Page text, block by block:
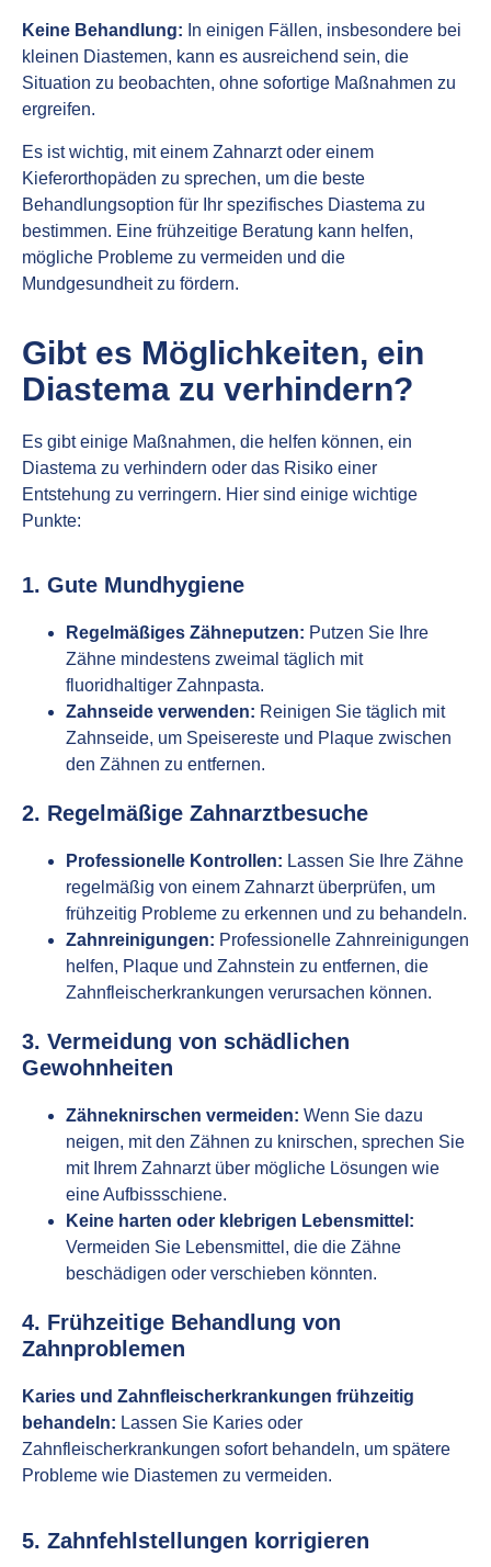
Keine Behandlung: In einigen Fällen, insbesondere bei
kleinen Diastemen, kann es ausreichend sein, die
Situation zu beobachten, ohne sofortige Maßnahmen zu
ergreifen.
Es ist wichtig, mit einem Zahnarzt oder einem
Kieferorthopäden zu sprechen, um die beste
Behandlungsoption für Ihr spezifisches Diastema zu
bestimmen. Eine frühzeitige Beratung kann helfen,
mögliche Probleme zu vermeiden und die
Mundgesundheit zu fördern.
Gibt es Möglichkeiten, ein
Diastema zu verhindern?
Es gibt einige Maßnahmen, die helfen können, ein
Diastema zu verhindern oder das Risiko einer
Entstehung zu verringern. Hier sind einige wichtige
Punkte:
1. Gute Mundhygiene
Regelmäßiges Zähneputzen: Putzen Sie Ihre
Zähne mindestens zweimal täglich mit
fluoridhaltiger Zahnpasta.
Zahnseide verwenden: Reinigen Sie täglich mit
Zahnseide, um Speisereste und Plaque zwischen
den Zähnen zu entfernen.
2. Regelmäßige Zahnarztbesuche
Professionelle Kontrollen: Lassen Sie Ihre Zähne
regelmäßig von einem Zahnarzt überprüfen, um
frühzeitig Probleme zu erkennen und zu behandeln.
Zahnreinigungen: Professionelle Zahnreinigungen
helfen, Plaque und Zahnstein zu entfernen, die
Zahnfleischerkrankungen verursachen können.
3. Vermeidung von schädlichen
Gewohnheiten
Zähneknirschen vermeiden: Wenn Sie dazu
neigen, mit den Zähnen zu knirschen, sprechen Sie
mit Ihrem Zahnarzt über mögliche Lösungen wie
eine Aufbissschiene.
Keine harten oder klebrigen Lebensmittel:
Vermeiden Sie Lebensmittel, die die Zähne
beschädigen oder verschieben könnten.
4. Frühzeitige Behandlung von
Zahnproblemen
Karies und Zahnfleischerkrankungen frühzeitig
behandeln: Lassen Sie Karies oder
Zahnfleischerkrankungen sofort behandeln, um spätere
Probleme wie Diastemen zu vermeiden.
5. Zahnfehlstellungen korrigieren